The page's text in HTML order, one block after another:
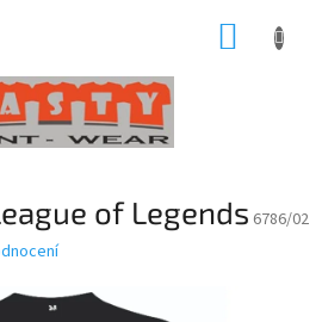
of Legends 6786/02